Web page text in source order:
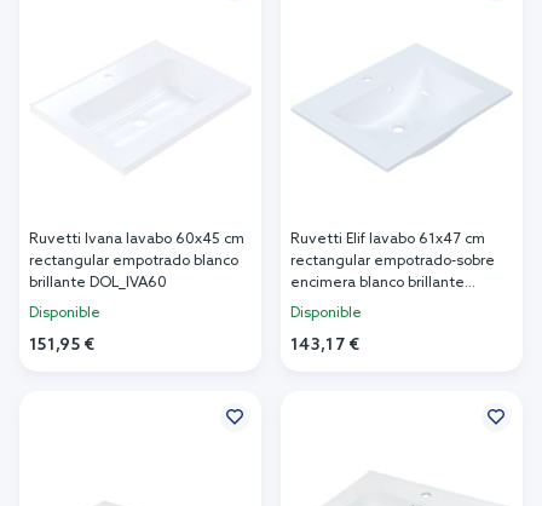
Ruvetti Ivana lavabo 60x45 cm
rectangular empotrado blanco
brillante DOL_IVA60
Disponible
151,95 €
Ruvetti Elif lavabo 61x47 cm
rectangular empotrado-sobre
encimera blanco brillante
DOL_EL60
Disponible
143,17 €